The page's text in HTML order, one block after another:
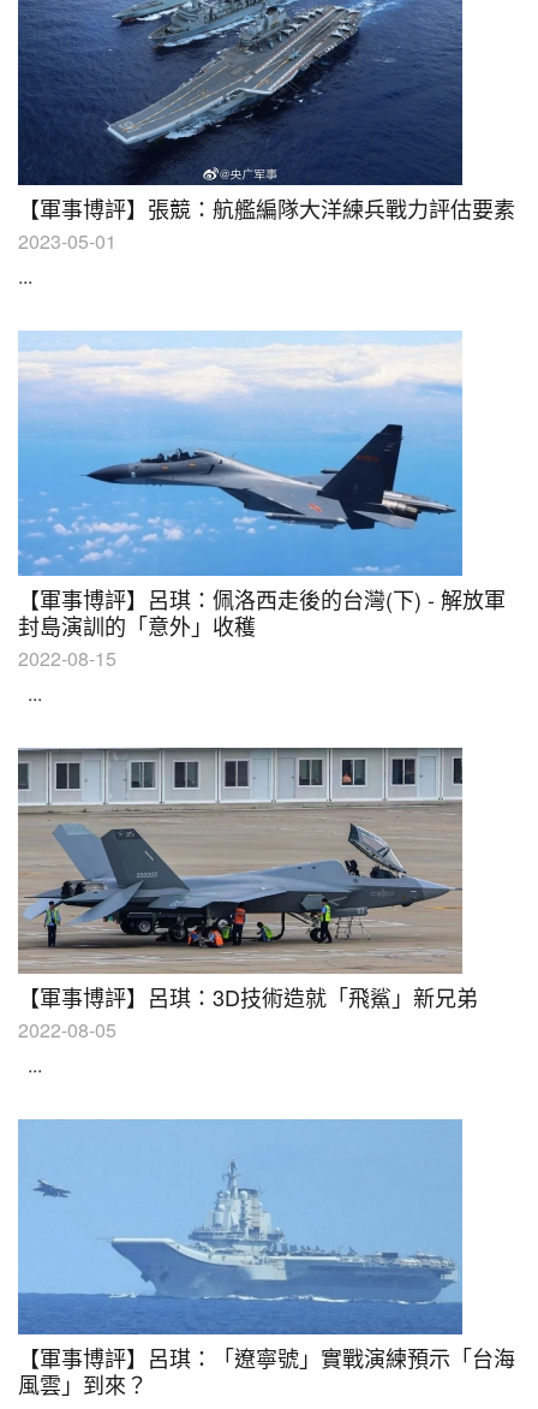
【軍事博評】張競：航艦編隊大洋練兵戰力評估要素
2023-05-01
...
【軍事博評】呂琪：佩洛西走後的台灣(下) - 解放軍
封島演訓的「意外」收穫
2022-08-15
...
【軍事博評】呂琪：3D技術造就「飛鯊」新兄弟
2022-08-05
...
【軍事博評】呂琪：「遼寧號」實戰演練預示「台海
風雲」到來？